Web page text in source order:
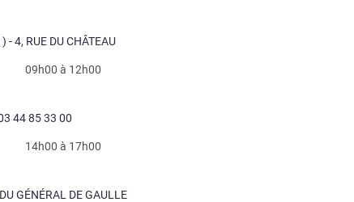
- 4, RUE DU CHÂTEAU
09h00 à 12h00
44 85 33 00
14h00 à 17h00
GÉNÉRAL DE GAULLE